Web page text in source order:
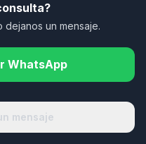
dejanos un mensaje.
WhatsApp
mensaje